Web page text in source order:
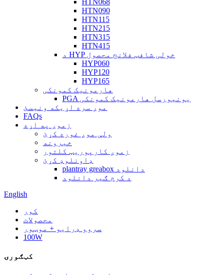
HTN068
HTN090
HTN115
HTN215
HTN315
HTN415
د HYP خولی شافټ فلانج محصول
HYP060
HYP120
HYP165
هارمونیک کمونکی
PGA یونیورسل هارمونیک کمونکی
موږ سره اړیکه ونیسئ
FAQs
زموږ په اړه
ولې موږ غوره کړئ
خبرونه
زموږ کارپوریټ کلتور
ډاونلوډ کړئ
plantray greabox دانلود
د کرم ګیر دانلود
English
کور
محصولات
سروو ډرایو + موټور
100W
کټګورۍ